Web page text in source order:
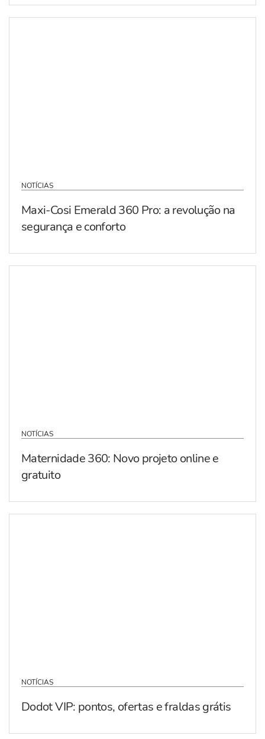
NOTÍCIAS
Maxi-Cosi Emerald 360 Pro: a revolução na
segurança e conforto
NOTÍCIAS
Maternidade 360: Novo projeto online e
gratuito
NOTÍCIAS
Dodot VIP: pontos, ofertas e fraldas grátis